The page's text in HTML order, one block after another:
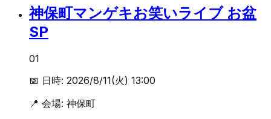
神保町マンゲキお笑いライブ お盆
SP
01
📅 日時: 2026/8/11(火) 13:00
📍 会場: 神保町